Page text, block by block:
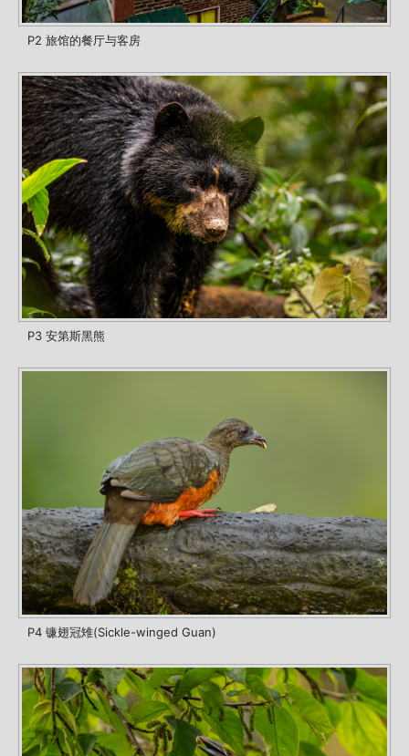
P2 旅馆的餐厅与客房
P3 安第斯黑熊
P4 镰翅冠雉(Sickle-winged Guan)